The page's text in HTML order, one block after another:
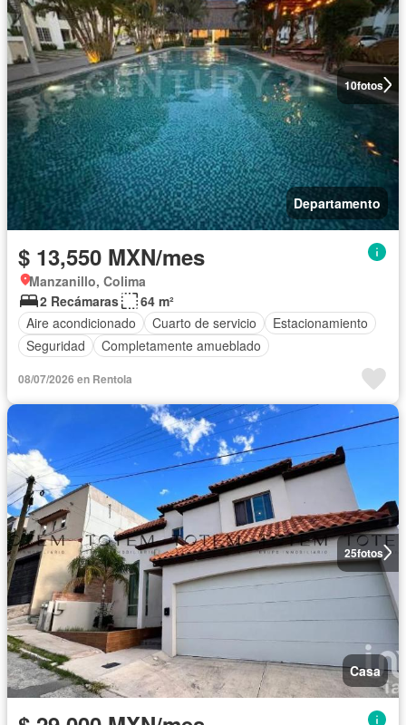
10fotos
Departamento
$ 13,550 MXN/mes
Manzanillo, Colima
2 Recámaras
64 m²
Aire acondicionado
Cuarto de servicio
Estacionamiento
Seguridad
Completamente amueblado
08/07/2026 en Rentola
25fotos
Casa